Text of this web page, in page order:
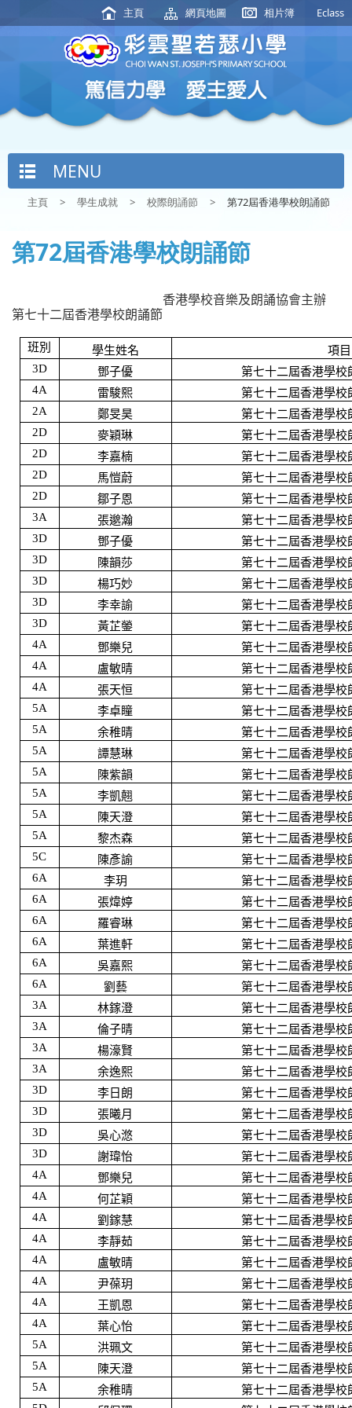
主頁 網頁地圖 相片簿 Eclass
MENU
主頁 > 學生成就 > 校際朗誦節 > 第72屆香港學校朗誦節
第72屆香港學校朗誦節
香港學校音樂及朗誦協會主辦
第七十二屆香港學校朗誦節
班別 學生姓名
項目
3D
鄧子優
第七十二屆香港學校
4A
雷駿熙
第七十二屆香港學校
2A
鄭旻昊
第七十二屆香港學校
2D
麥穎琳
第七十二屆香港學校
2D
李嘉楠
第七十二屆香港學校
2D
馬愷蔚
第七十二屆香港學校
2D
鄒子恩
第七十二屆香港學校
3A
張邈瀚
第七十二屆香港學校
3D
鄧子優
第七十二屆香港學校
3D
陳韻莎
第七十二屆香港學校
3D
楊巧妙
第七十二屆香港學校
3D
李幸諭
第七十二屆香港學校
3D
黃芷鎣
第七十二屆香港學校
4A
鄧樂兒
第七十二屆香港學校
4A
盧敏晴
第七十二屆香港學校
4A
張天恒
第七十二屆香港學校
5A
李卓瞳
第七十二屆香港學校
5A
余稚晴
第七十二屆香港學校
5A
譚慧琳
第七十二屆香港學校
5A
陳紫韻
第七十二屆香港學校
5A
李凱翹
第七十二屆香港學校
5A
陳天澄
第七十二屆香港學校
5A
黎杰森
第七十二屆香港學校
5C
陳彥諭
第七十二屆香港學校
6A
李玥
第七十二屆香港學校
6A
張煒婷
第七十二屆香港學校
6A
羅睿琳
第七十二屆香港學校
6A
葉進軒
第七十二屆香港學校
6A
吳嘉熙
第七十二屆香港學校
6A
劉藝
第七十二屆香港學校
3A
林鎵澄
第七十二屆香港學校
3A
倫子晴
第七十二屆香港學校
3A
楊濠賢
第七十二屆香港學校
3A
余逸熙
第七十二屆香港學校
3D
李日朗
第七十二屆香港學校
3D
張曦月
第七十二屆香港學校
3D
吳心滺
第七十二屆香港學校
3D
謝瑋怡
第七十二屆香港學校
4A
鄧樂兒
第七十二屆香港學校
4A
何芷穎
第七十二屆香港學校
4A
劉鎵慧
第七十二屆香港學校
4A
李靜茹
第七十二屆香港學校
4A
盧敏晴
第七十二屆香港學校
4A
尹葆玥
第七十二屆香港學校
4A
王凱恩
第七十二屆香港學校
4A
葉心怡
第七十二屆香港學校
5A
洪珮文
第七十二屆香港學校
5A
陳天澄
第七十二屆香港學校
5A
余稚晴
第七十二屆香港學校